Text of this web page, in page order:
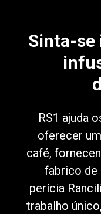
Sinta-se
RS1 ajuda
oferecer
café,
fabrico de
perícia
trabalho
Connect
Contacte-nos
Política de Privacidade